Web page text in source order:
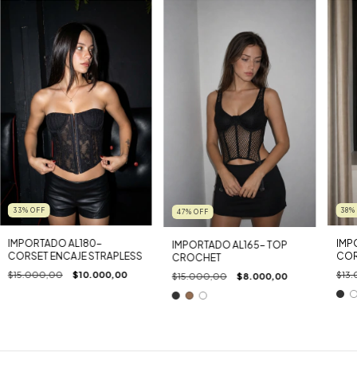
33% OFF
IMPORTADO AL180-
CORSET ENCAJE STRAPLESS
$15.000,00 $10.000,00
47% OFF
IMPORTADO AL165- TOP
CROCHET
$15.000,00 $8.000,00
38%